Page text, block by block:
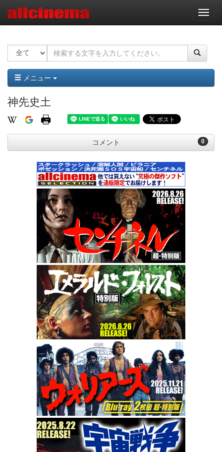
ナ
ビ
ー
ョ
ン
メニュー
神先史土
0
コメント